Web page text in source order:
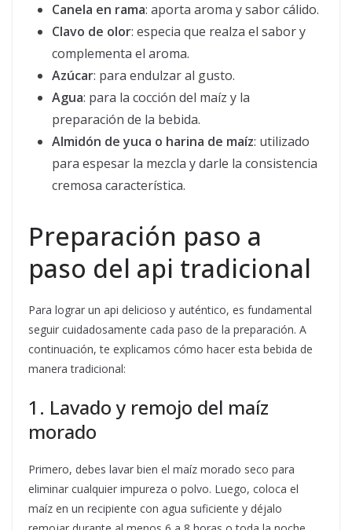
Canela en rama: aporta aroma y sabor cálido.
Clavo de olor: especia que realza el sabor y
complementa el aroma.
Azúcar: para endulzar al gusto.
Agua: para la cocción del maíz y la
preparación de la bebida.
Almidón de yuca o harina de maíz: utilizado
para espesar la mezcla y darle la consistencia
cremosa característica.
Preparación paso a
paso del api tradicional
Para lograr un api delicioso y auténtico, es fundamental
seguir cuidadosamente cada paso de la preparación. A
continuación, te explicamos cómo hacer esta bebida de
manera tradicional:
1. Lavado y remojo del maíz
morado
Primero, debes lavar bien el maíz morado seco para
eliminar cualquier impureza o polvo. Luego, coloca el
maíz en un recipiente con agua suficiente y déjalo